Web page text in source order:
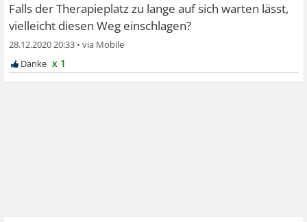
Falls der Therapieplatz zu lange auf sich warten lässt,
vielleicht diesen Weg einschlagen?
28.12.2020 20:33 •
x 1